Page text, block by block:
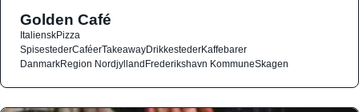
Golden Café
ItalienskPizza
SpisestederCaféerTakeawayDrikkestederKaffebarer
DanmarkRegion NordjyllandFrederikshavn KommuneSkagen